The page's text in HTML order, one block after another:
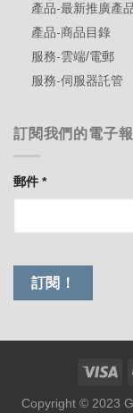
產品-最新推廣產
產品-商品目錄
服務-雲端/電郵
服務-伺服器託管
訂閱我們的電子報
郵件*
Copyright © 2023